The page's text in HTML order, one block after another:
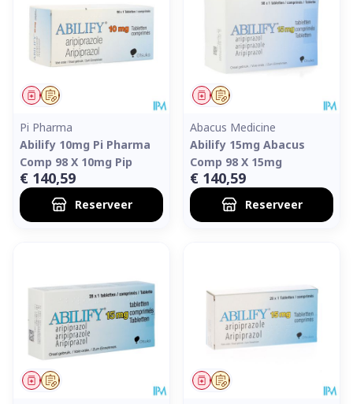
Op voorschrift
Geneesmiddel
Pi Pharma
Abilify 10mg Pi Pharma
Comp 98 X 10mg Pip
€ 140,59
Reserveer
Op voorschrift
Geneesmiddel
Abacus Medicine
Abilify 15mg Abacus
Comp 98 X 15mg
€ 140,59
Reserveer
Op voorschrift
Geneesmiddel Op voorschrift
Geneesmiddel